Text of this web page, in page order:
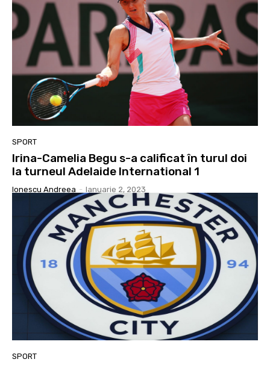
SPORT
Irina-Camelia Begu s-a calificat în turul doi
la turneul Adelaide International 1
Ionescu Andreea - Ianuarie 2, 2023
SPORT